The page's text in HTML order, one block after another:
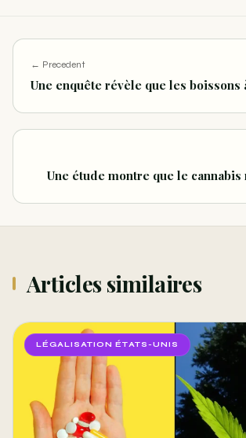
← Precedent
Une enquête révèle que les boissons
Une étude montre que le
Articles similaires
LÉGALISATION ÉTATS-UNIS